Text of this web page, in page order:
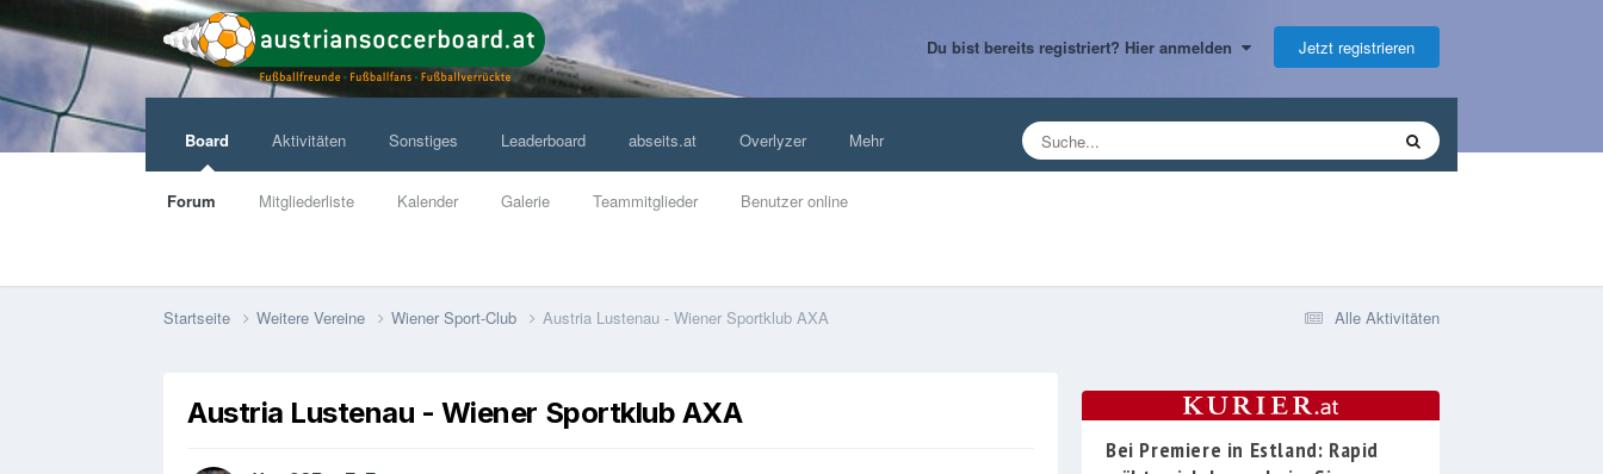
Du bist bereits registriert? Hier anmelden Jetzt registrieren
Board
Forum Mitgliederliste Kalender Galerie Teammitglieder Benutzer online
Aktivitäten Sonstiges Leaderboard abseits.at Overlyzer Mehr
Alle Aktivitäten
Startseite Weitere Vereine Wiener Sport-Club Austria Lustenau - Wiener Sportklub AXA
Austria Lustenau - Wiener Sportklub AXA
Bei Premiere in Estland: Rapid